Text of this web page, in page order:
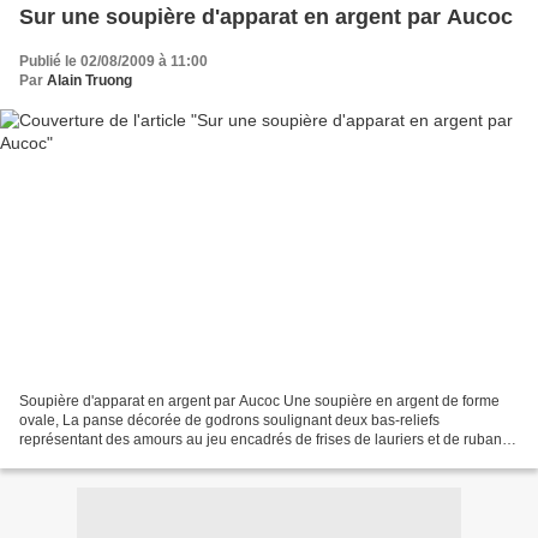
Sur une soupière d'apparat en argent par Aucoc
Publié le 02/08/2009 à 11:00
Par Alain Truong
Soupière d'apparat en argent par Aucoc Une soupière en argent de forme
ovale, La panse décorée de godrons soulignant deux bas-reliefs
représentant des amours au jeu encadrés de frises de lauriers et de rubans,